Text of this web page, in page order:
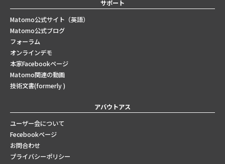
サポート
Matomo公式サイト（英語）
Matomo公式ブログ
フォーラム
オンラインデモ
本家Facebookページ
Matomo関連の動画
技術文書(formerly )
アバウトアス
ユーザー会について
Fecebookページ
お問合わせ
プライバシーポリシー